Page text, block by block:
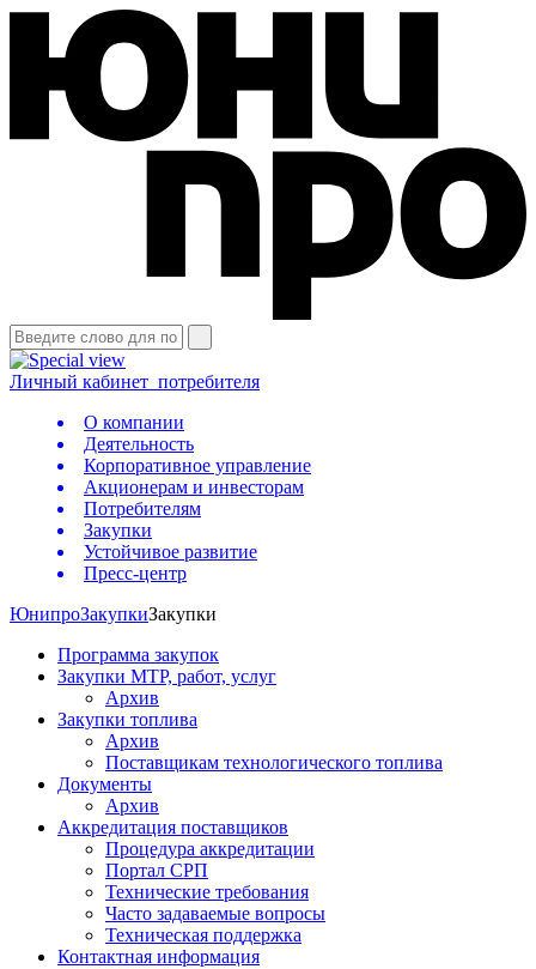
Личный кабинет потребителя
О компании
Деятельность
Корпоративное управление
Акционерам и инвесторам
Потребителям
Закупки
Устойчивое развитие
Пресс-центр
ЮнипроЗакупкиЗакупки
Программа закупок
Закупки МТР, работ, услуг
Архив
Закупки топлива
Архив
Поставщикам технологического топлива
Документы
Архив
Аккредитация поставщиков
Процедура аккредитации
Портал СРП
Технические требования
Часто задаваемые вопросы
Техническая поддержка
Контактная информация